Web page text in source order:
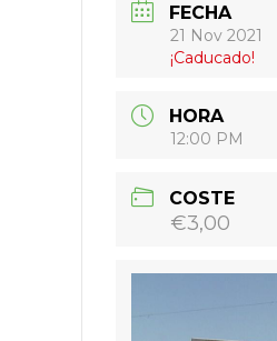
FECHA
21 Nov 2021
¡Caducado!
HORA
12:00 PM
COSTE
€3,00